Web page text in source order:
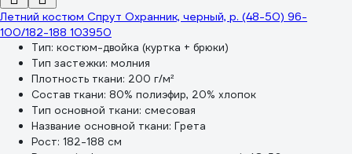
Летний костюм Спрут Охранник, черный, р. (48-50) 96-
100/182-188 103950
Тип: костюм-двойка (куртка + брюки)
Тип застежки: молния
Плотность ткани: 200 г/м²
Состав ткани: 80% полиэфир, 20% хлопок
Тип основной ткани: смесовая
Название основной ткани: Грета
Рост: 182-188 см